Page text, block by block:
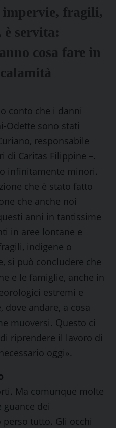
impervie, fragili,
è servita:
cosa fare in
conto che i danni
Odette sono stati
responsabile
di Caritas Filippine –.
infinitamente minori.
che è stato fatto
che anche noi
anni in tantissime
in aree lontane e
indigene o
si può concludere che
e le famiglie, anche in
estremi e
dove andare, a cosa
muoversi. Questo ci
riprendere il lavoro di
oggi».
Ma comunque molte
dei
tutto. Gli occhi